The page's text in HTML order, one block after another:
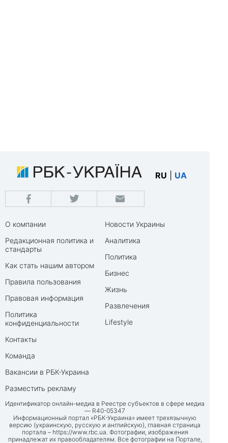
RU UA
О компании
Редакционная политика и
стандарты
Как стать нашим автором
Правила пользования
Правовая информация
Политика
конфиденциальности
Контакты
Команда
Вакансии в РБК-Украина
Разместить рекламу
Новости Украины
Аналитика
Политика
Бизнес
Жизнь
Развлечения
Lifestyle
Идентификатор онлайн-медиа в Реестре субъектов в сфере медиа
— R40-05347
Информационный портал «РБК-Украина» имеет трехязычную
версию (украинскую, русскую и английскую), главная страница
портала – https://www.rbc.ua. Фотографии, изображения
принадлежат их правообладателям. Все фотографии на Портале,